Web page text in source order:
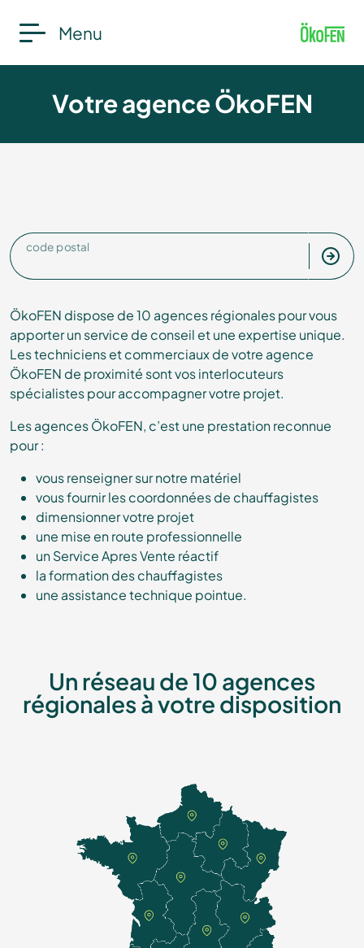
Menu
Votre agence ÖkoFEN
code postal
ÖkoFEN dispose de 10 agences régionales pour vous
apporter un service de conseil et une expertise unique.
Les techniciens et commerciaux de votre agence
ÖkoFEN de proximité sont vos interlocuteurs
spécialistes pour accompagner votre projet.
Les agences ÖkoFEN, c’est une prestation reconnue
pour :
vous renseigner sur notre matériel
vous fournir les coordonnées de chauffagistes
dimensionner votre projet
une mise en route professionnelle
un Service Apres Vente réactif
la formation des chauffagistes
une assistance technique pointue.
Un réseau de 10 agences
régionales à votre disposition